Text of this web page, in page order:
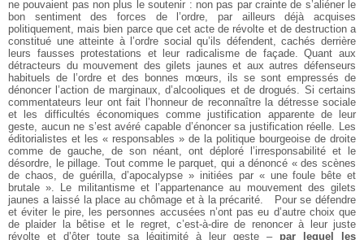
ne pouvaient pas non plus le soutenir : non pas par crainte de s’aliéner le
bon sentiment des forces de l’ordre, par ailleurs déjà acquises
politiquement, mais bien parce que cet acte de révolte et de destruction a
constitué une atteinte à l’ordre social qu’ils défendent, cachés derrière
leurs fausses protestations et leur radicalisme de façade. Quant aux
détracteurs du mouvement des gilets jaunes et aux autres défenseurs
habituels de l’ordre et des bonnes mœurs, ils se sont empressés de
dénoncer l’action de marginaux, d’alcooliques et de drogués. Si certains
commentateurs leur ont fait l’honneur de reconnaître la détresse sociale
et les difficultés économiques comme justification apparente de leur
geste, aucun ne s’est avéré capable d’énoncer sa justification réelle. Les
éditorialistes et les « responsables » de la politique bourgeoise de droite
comme de gauche, de son néant, ont déploré l’irresponsabilité et le
désordre, le pillage. Tout comme le parquet, qui a dénoncé « des scènes
de chaos, de guérilla, d’apocalypse » initiées par « une foule bête et
brutale ». Le militantisme et l’appartenance au mouvement des gilets
jaunes a laissé la place au chômage et à la précarité.
Pour se défendre
et éviter le pire, les personnes accusées n’ont pas eu d’autre choix que
de plaider la bêtise et le regret, c’est-à-dire de renoncer à leur juste
révolte et d’ôter toute sa légitimité à leur geste – par lequel les